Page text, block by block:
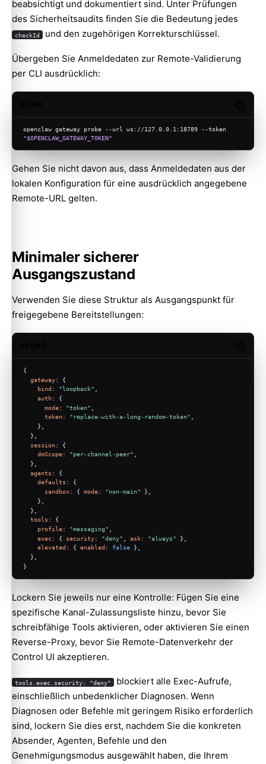
beabsichtigt und dokumentiert sind. Unter Prüfungen
des Sicherheitsaudits finden Sie die Bedeutung jedes
checkId und den zugehörigen Korrekturschlüssel.
Übergeben Sie Anmeldedaten zur Remote-Validierung
per CLI ausdrücklich:
"$OPENCLAW_GATEWAY_TOKEN"
Gehen Sie nicht davon aus, dass Anmeldedaten aus der
lokalen Konfiguration für eine ausdrücklich angegebene
Remote-URL gelten.
Minimaler sicherer
Ausgangszustand
Verwenden Sie diese Struktur als Ausgangspunkt für
freigegebene Bereitstellungen:
{
gateway: {
bind : "loopback"
auth: {
mode: "token"
token: "replace-with-a-long-random-token"
    },
  },
session: {
dmScope: "per-channel-peer"
  },
agents : {
defaults : {
sandbox: { mode: "non-main" },
    },
  },
tools : {
profile: "messaging"
exec: { security: "deny" ask: "always" },
elevated : { enabled : false },
  },
}
Lockern Sie jeweils nur eine Kontrolle: Fügen Sie eine
spezifische Kanal-Zulassungsliste hinzu, bevor Sie
schreibfähige Tools aktivieren, oder aktivieren Sie einen
Reverse-Proxy, bevor Sie Remote-Datenverkehr der
Control UI akzeptieren.
tools.exec.security: "deny" blockiert alle Exec-Aufrufe,
einschließlich unbedenklicher Diagnosen. Wenn
Diagnosen oder Befehle mit geringem Risiko erforderlich
sind, lockern Sie dies erst, nachdem Sie die konkreten
Absender, Agenten, Befehle und den
Genehmigungsmodus ausgewählt haben, die Ihrem